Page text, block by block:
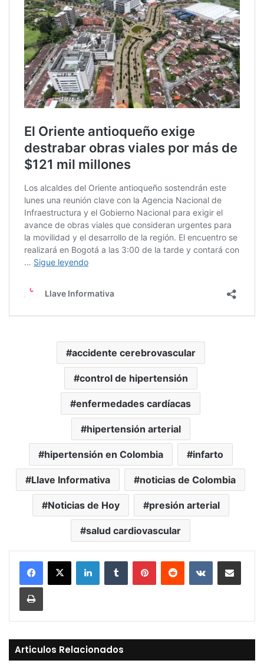
accidente cerebrovascular
control de hipertensión
enfermedades cardíacas
hipertensión arterial
hipertensión en Colombia infarto
Llave Informativa noticias de Colombia
Noticias de Hoy presión arterial
salud cardiovascular
LinkedInTumblr PinterestReddit VKontakteCompartir vía Mail
Print
Articulos Relacionados